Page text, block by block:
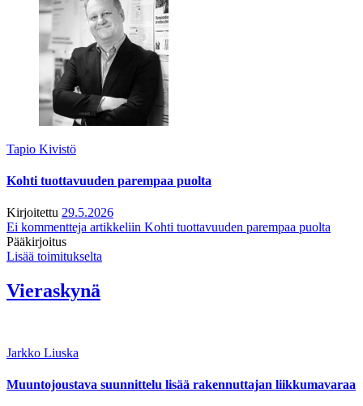
Tapio Kivistö
Kohti tuottavuuden parempaa puolta
Kirjoitettu 29.5.2026
Ei kommentteja artikkeliin Kohti tuottavuuden parempaa puolta
Pääkirjoitus
Lisää toimitukselta
Vieraskynä
Jarkko Liuska
Muuntojoustava suunnittelu lisää rakennuttajan liikkumavaraa